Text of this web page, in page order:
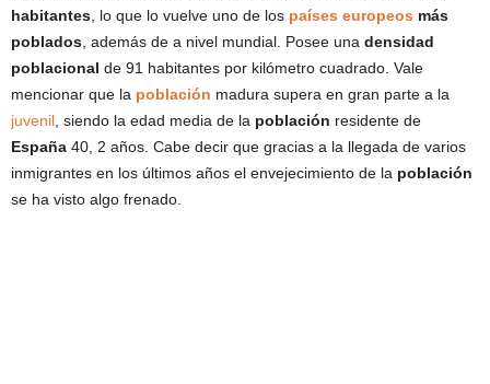
habitantes , lo que lo vuelve uno de los países europeos más
poblados , además de a nivel mundial. Posee una densidad
poblacional de 91 habitantes por kilómetro cuadrado. Vale
mencionar que la población madura supera en gran parte a la
juvenil , siendo la edad media de la población residente de
España 40, 2 años. Cabe decir que gracias a la llegada de varios
inmigrantes en los últimos años el envejecimiento de la población
se ha visto algo frenado.